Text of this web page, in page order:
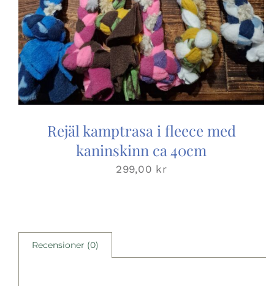
Rejäl kamptrasa i fleece med
kaninskinn ca 40cm
299,00 kr
Recensioner (0)